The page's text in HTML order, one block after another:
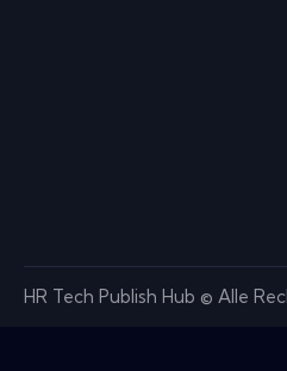
HR Tech Publish Hub © Alle